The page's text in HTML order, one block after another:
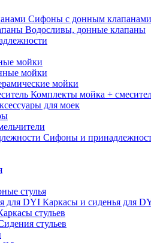
Сифоны с донным клапанами
Водосливы, донные клапаны
мойки
мойки
мойки
Комплекты мойка +
для моек
Сифоны и
стулья
Каркасы и сиденья для
стульев
стульев